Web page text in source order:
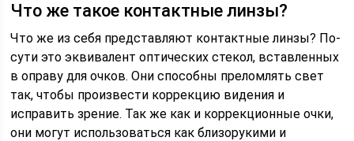
Что же такое контактные линзы?
Что же из себя представляют контактные линзы? По-
сути это эквивалент оптических стекол, вставленных
в оправу для очков. Они способны преломлять свет
так, чтобы произвести коррекцию видения и
исправить зрение. Так же как и коррекционные очки,
они могут использоваться как близорукими и